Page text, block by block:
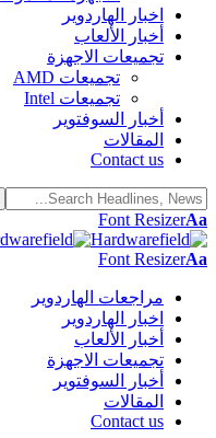
اخبار الهاردوير
أخبار الألعاب
تجميعات الاجهزة
تجميعات AMD
تجميعات Intel
أخبار السوفتوير
المقالات
Contact us
Font ResizerAa
Font ResizerAa
مراجعات الهاردوير
اخبار الهاردوير
أخبار الألعاب
تجميعات الاجهزة
أخبار السوفتوير
المقالات
Contact us